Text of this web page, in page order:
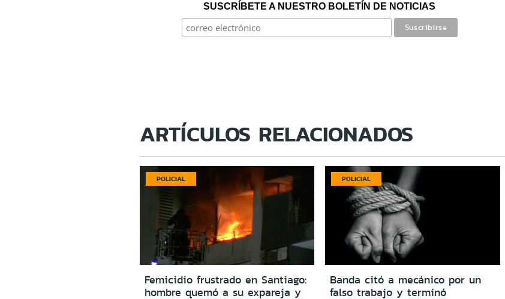
SUSCRÍBETE A NUESTRO BOLETÍN DE NOTICIAS
ARTÍCULOS RELACIONADOS
POLICIAL
Femicidio frustrado en Santiago:
hombre quemó a su expareja y
POLICIAL
Banda citó a mecánico por un
falso trabajo y terminó